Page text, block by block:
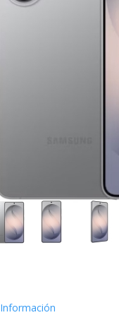
Información